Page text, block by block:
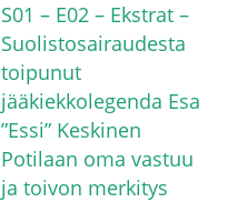
S01 – E02 – Ekstrat –
Suolistosairaudesta
toipunut
jääkiekkolegenda Esa
”Essi” Keskinen
Potilaan oma vastuu
ja toivon merkitys